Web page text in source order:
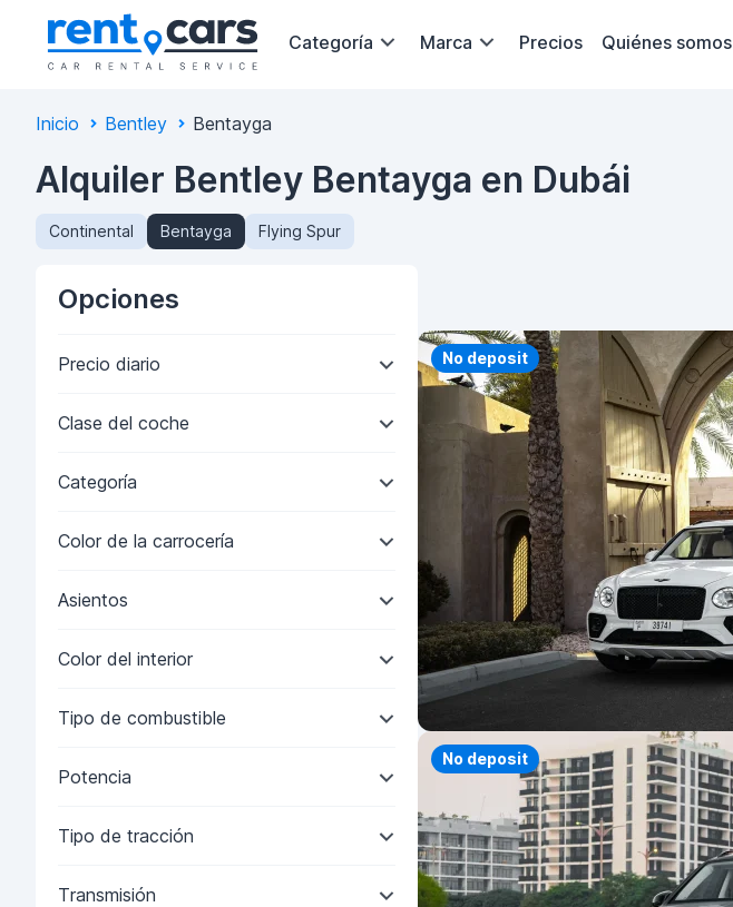
Categoría Marca Precios Quiénes somos
Inicio Bentley Bentayga
Alquiler Bentley Bentayga en Dubái
Continental Bentayga Flying Spur
Opciones
Precio diario
Clase del coche
Categoría
Color de la carrocería
Asientos
Color del interior
Tipo de combustible
Potencia
Tipo de tracción
Transmisión
Priority
No deposit
Priority
No deposit